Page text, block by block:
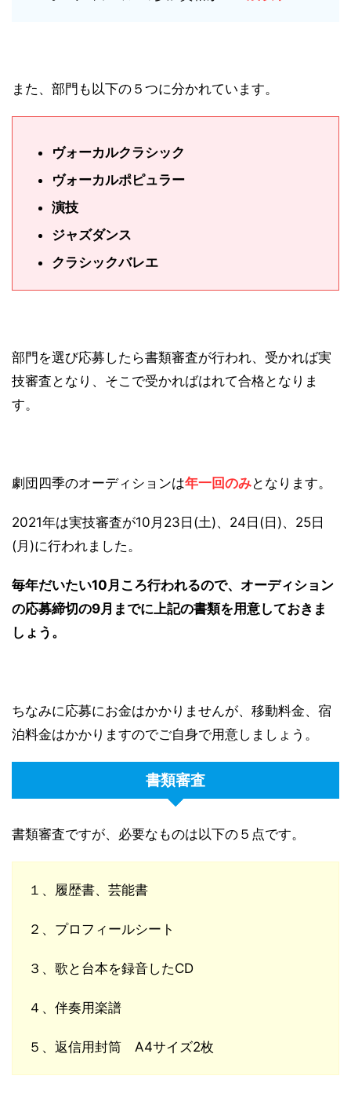
また、部門も以下の５つに分かれています。
ヴォーカルクラシック
ヴォーカルポピュラー
演技
ジャズダンス
クラシックバレエ
部門を選び応募したら書類審査が行われ、受かれば実
技審査となり、そこで受かればはれて合格 となりま
す。
劇団四季のオーディションは年一回のみとなります。
2021年は実技審査が10月23日(土)、24日(日)、25日
(月)に行われました。
毎年だいたい10月ころ行われるので、オーディション
の応募締切の9月までに上記の書類を用意しておきま
しょう。
ちなみに応募にお金はかかりませんが、移動料金、宿
泊料金はかかりますのでご自身で用意しましょう。
書類審査
書類審査ですが、必要なものは以下の５点です。
１、履歴書、芸能書
２、プロフィールシート
３、歌と台本を録音したCD
４、伴奏用楽譜
５、返信用封筒 A4サイズ2枚